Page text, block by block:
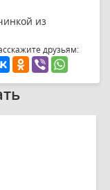
из
друзьям: